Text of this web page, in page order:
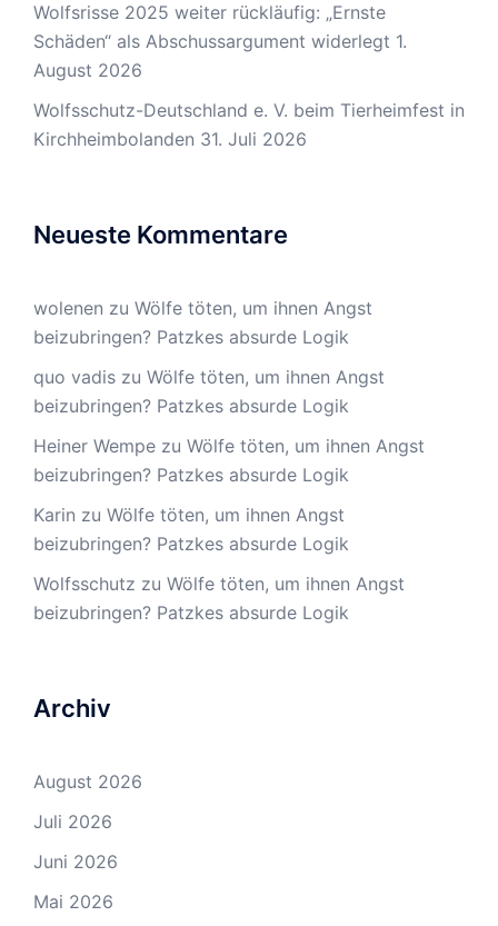
Wolfsrisse 2025 weiter rückläufig: „Ernste
Schäden“ als Abschussargument widerlegt 1.
August 2026
Wolfsschutz-Deutschland e. V. beim Tierheimfest in
Kirchheimbolanden 31. Juli 2026
Neueste Kommentare
wolenen zu Wölfe töten, um ihnen Angst
beizubringen? Patzkes absurde Logik
quo vadis zu Wölfe töten, um ihnen Angst
beizubringen? Patzkes absurde Logik
Heiner Wempe zu Wölfe töten, um ihnen Angst
beizubringen? Patzkes absurde Logik
Karin zu Wölfe töten, um ihnen Angst
beizubringen? Patzkes absurde Logik
Wolfsschutz zu Wölfe töten, um ihnen Angst
beizubringen? Patzkes absurde Logik
Archiv
August 2026
Juli 2026
Juni 2026
Mai 2026